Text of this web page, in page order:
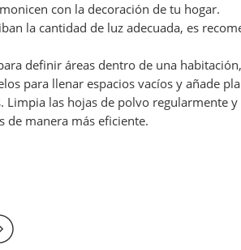
con la decoración de tu hogar.
la cantidad de luz adecuada, es
definir áreas dentro de una
para llenar espacios vacíos y añade
las hojas de polvo regularmente
de manera más eficiente.